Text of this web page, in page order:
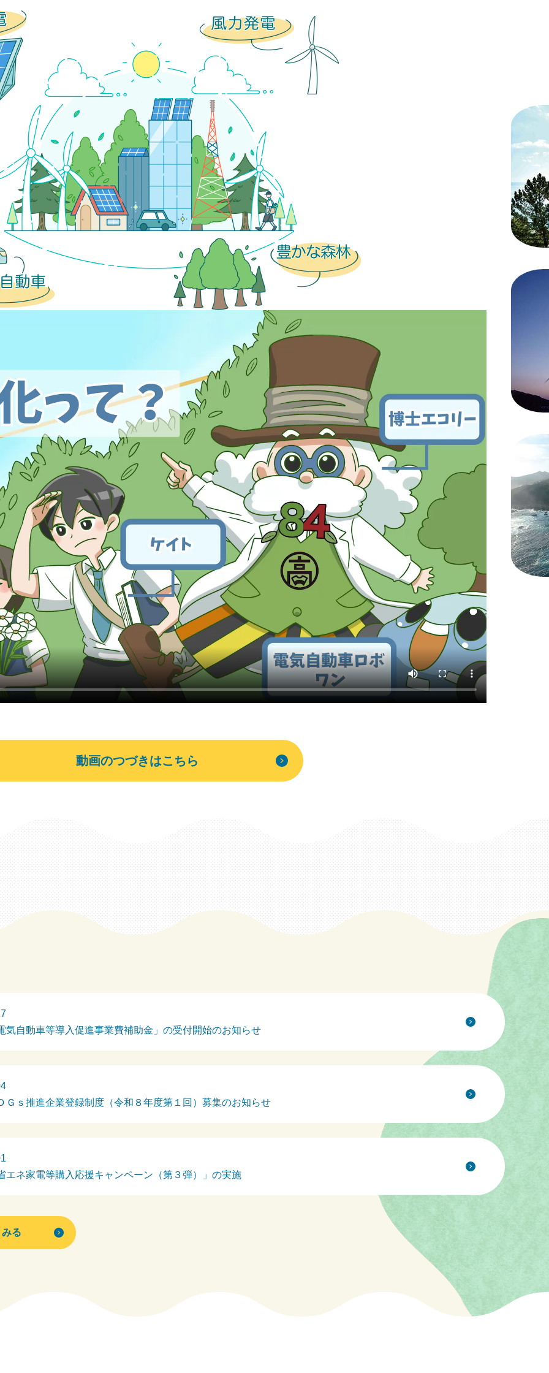
動画のつづきはこちら
気自動車等導入促進事業費補助金」の受付開始のお知らせ
Ｇｓ推進企業登録制度（令和８年度第１回）募集のお知らせ
エネ家電等購入応援キャンペーン（第３弾）」の実施
る